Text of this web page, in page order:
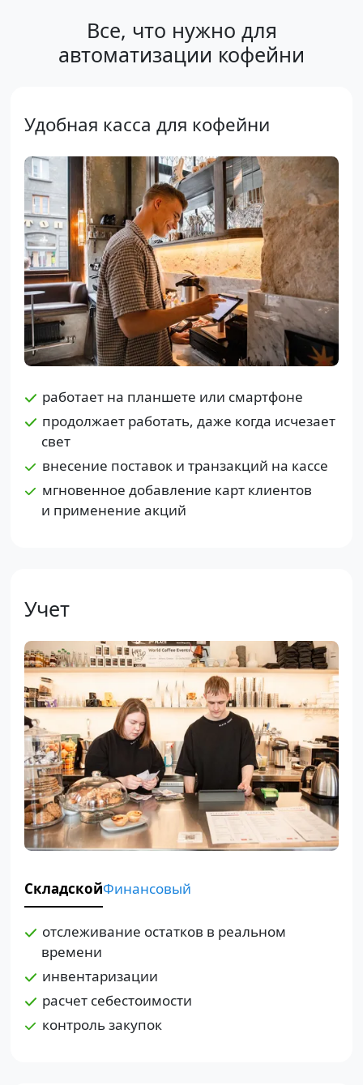
Все, что нужно для
автоматизации кофейни
Удобная касса для кофейни
работает на планшете или смартфоне
продолжает работать, даже когда исчезает
свет
внесение поставок и транзакций на кассе
мгновенное добавление карт клиентов
и применение акций
Учет
СкладскойФинансовый
отслеживание остатков в реальном
времени
инвентаризации
расчет себестоимости
контроль закупок